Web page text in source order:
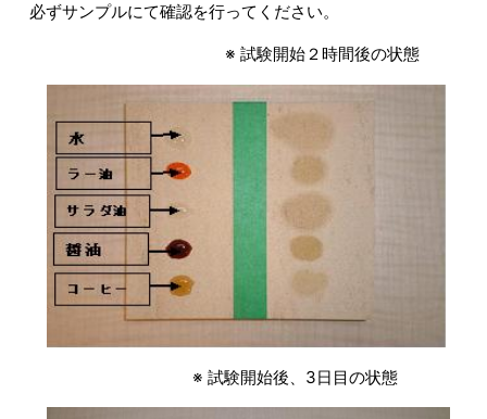
必ずサンプルにて確認を行ってください。
※ 試験開始２時間後の状態
※ 試験開始後、3日目の状態